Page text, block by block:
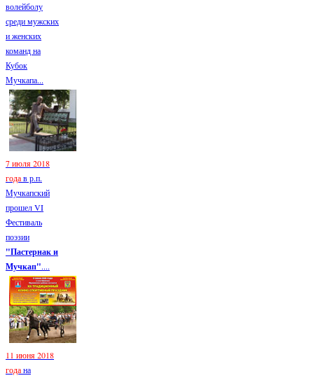
волейболу
среди мужских
и женских
команд на
Кубок
Мучкапа...
7 июля 2018
годав р.п.
Мучкапский
прошел VI
Фестиваль
поэзии
"Пастернак и
Мучкап"....
11 июня 2018
годана